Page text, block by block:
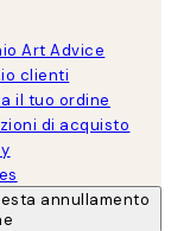
Art Advice
clienti
il tuo ordine
di acquisto
annullamento